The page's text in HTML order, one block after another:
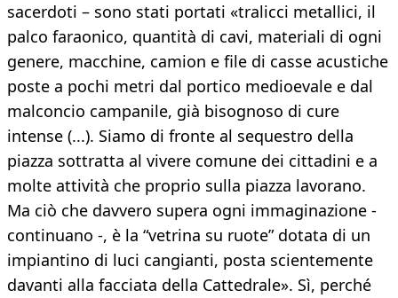
sacerdoti – sono stati portati «tralicci metallici, il
palco faraonico, quantità di cavi, materiali di ogni
genere, macchine, camion e file di casse acustiche
poste a pochi metri dal portico medioevale e dal
malconcio campanile, già bisognoso di cure
intense (...). Siamo di fronte al sequestro della
piazza sottratta al vivere comune dei cittadini e a
molte attività che proprio sulla piazza lavorano.
Ma ciò che davvero supera ogni immaginazione -
continuano -, è la “vetrina su ruote” dotata di un
impiantino di luci cangianti, posta scientemente
davanti alla facciata della Cattedrale». Sì, perché